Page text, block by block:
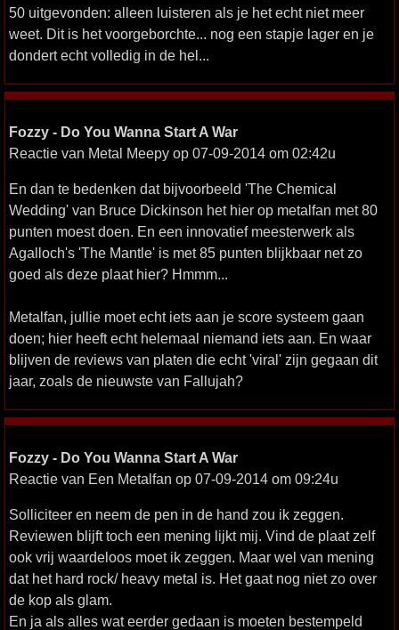
50 uitgevonden: alleen luisteren als je het echt niet meer
weet. Dit is het voorgeborchte... nog een stapje lager en je
dondert echt volledig in de hel...
Fozzy - Do You Wanna Start A War
Reactie van Metal Meepy op 07-09-2014 om 02:42u
En dan te bedenken dat bijvoorbeeld 'The Chemical
Wedding' van Bruce Dickinson het hier op metalfan met 80
punten moest doen. En een innovatief meesterwerk als
Agalloch's 'The Mantle' is met 85 punten blijkbaar net zo
goed als deze plaat hier? Hmmm...
Metalfan, jullie moet echt iets aan je score systeem gaan
doen; hier heeft echt helemaal niemand iets aan. En waar
blijven de reviews van platen die echt 'viral' zijn gegaan dit
jaar, zoals de nieuwste van Fallujah?
Fozzy - Do You Wanna Start A War
Reactie van Een Metalfan op 07-09-2014 om 09:24u
Solliciteer en neem de pen in de hand zou ik zeggen.
Reviewen blijft toch een mening lijkt mij. Vind de plaat zelf
ook vrij waardeloos moet ik zeggen. Maar wel van mening
dat het hard rock/ heavy metal is. Het gaat nog niet zo over
de kop als glam.
En ja als alles wat eerder gedaan is moeten bestempeld